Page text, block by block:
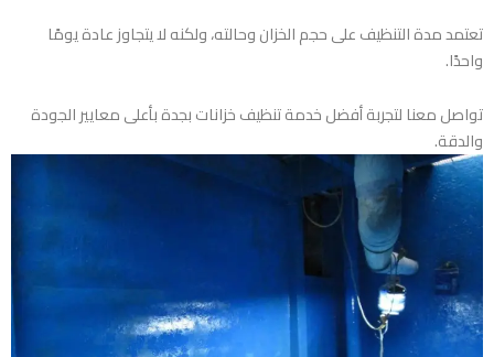
تعتمد مدة التنظيف على حجم الخزان وحالته، ولكنه لا يتجاوز عادة يومًا
واحدًا.
تواصل معنا لتجربة أفضل خدمة تنظيف خزانات بجدة بأعلى معايير الجودة
والدقة.